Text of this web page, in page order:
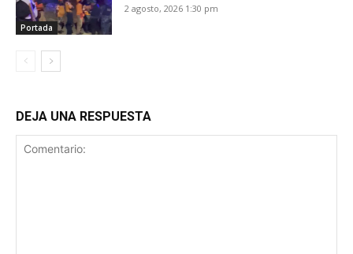
Portada
2 agosto, 2026 1:30 pm
DEJA UNA RESPUESTA